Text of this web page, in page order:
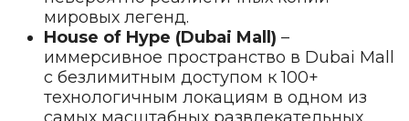
мировых легенд.
House of Hype (Dubai Mall) –
иммерсивное пространство в Dubai Mall
с безлимитным доступом к 100+
технологичным локациям в одном из